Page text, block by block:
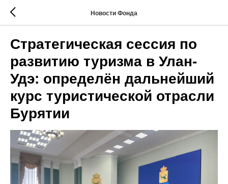
Новости Фонда
Стратегическая сессия по
развитию туризма в Улан-
Удэ: определён дальнейший
курс туристической отрасли
Бурятии